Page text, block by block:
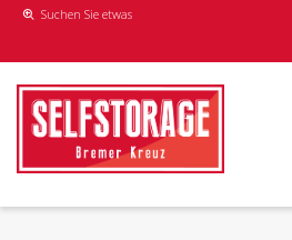
Suchen Sie etwas